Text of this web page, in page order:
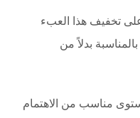
تخفيف هذا العبء
بدلاً من
مناسب من الاهتمام